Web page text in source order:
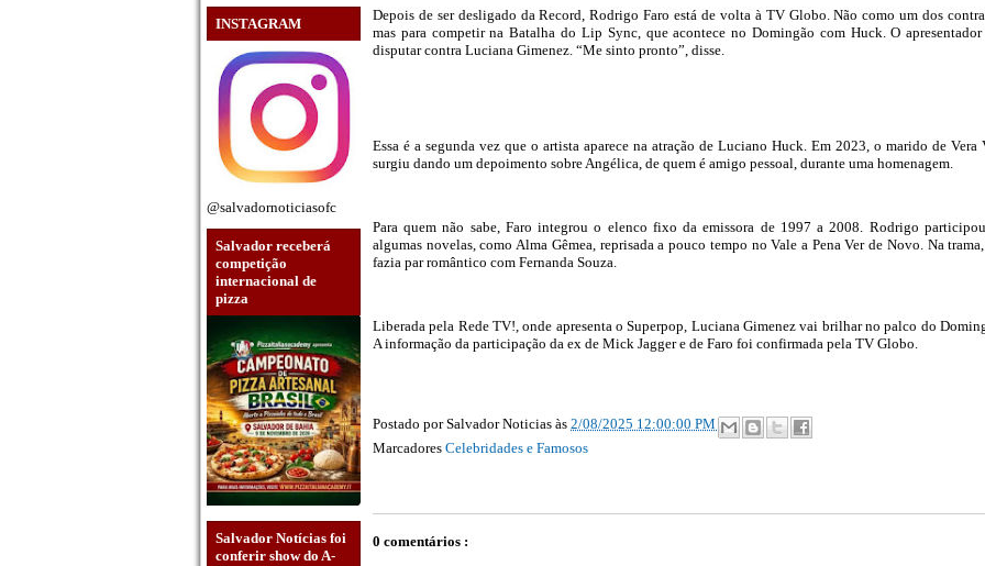
INSTAGRAM
@salvadornoticiasofc
Salvador receberá
competição
internacional de
pizza
Salvador Notícias foi
conferir show do A-
Depois de ser desligado da Record, Rodrigo Faro está de volta à TV Globo. Não como um dos
mas para competir na Batalha do Lip Sync, que acontece no Domingão com Huck. O
disputar contra Luciana Gimenez. “Me sinto pronto”, disse.
Essa é a segunda vez que o artista aparece na atração de Luciano Huck. Em 2023, o marido de Vera
surgiu dando um depoimento sobre Angélica, de quem é amigo pessoal, durante uma homenagem.
Para quem não sabe, Faro integrou o elenco fixo da emissora de 1997 a 2008. Rodrigo
algumas novelas, como Alma Gêmea, reprisada a pouco tempo no Vale a Pena Ver de Novo. Na
fazia par romântico com Fernanda Souza.
Liberada pela Rede TV!, onde apresenta o Superpop, Luciana Gimenez vai brilhar no palco do
A informação da participação da ex de Mick Jagger e de Faro foi confirmada pela TV Globo.
Postado porSalvador Noticias às 2/08/2025 12:00:00 PM
Marcadores Celebridades e Famosos
0 comentários :